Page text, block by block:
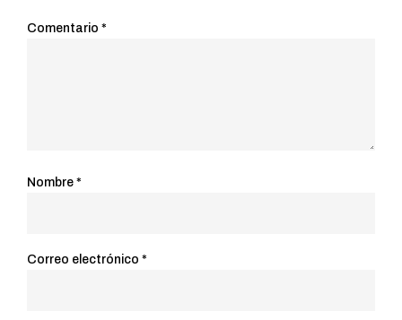
Comentario *
Nombre *
Correo electrónico *